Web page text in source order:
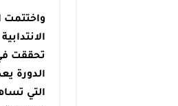
واختتمت
تحققت
الدورة
التي